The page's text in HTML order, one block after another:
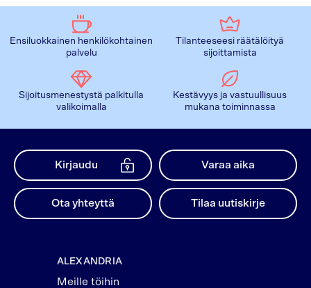
Ensiluokkainen henkilökohtainen
palvelu
Tilanteeseesi räätälöityä
sijoittamista
Sijoitusmenestystä palkitulla
valikoimalla
Kestävyys ja vastuullisuus
mukana toiminnassa
Kirjaudu Varaa aika
Ota yhteyttä Tilaa uutiskirje
ALEXANDRIA
Meille töihin